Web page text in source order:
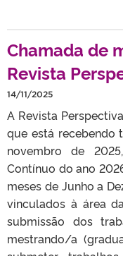
Chamada de
Revista
14/11/2025
A Revista
que está recebendo
novembro de
Contínuo do ano
meses de Junho a
vinculados à área
submissão dos
mestrando/a